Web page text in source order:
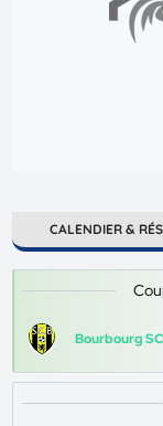
CALENDIER &
Bourbourg SC